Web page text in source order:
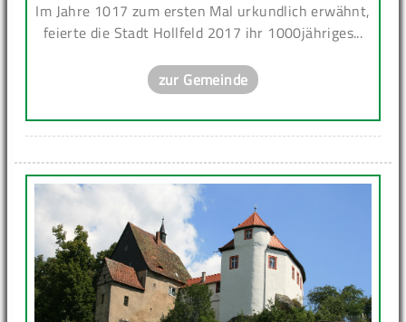
Im Jahre 1017 zum ersten Mal urkundlich erwähnt,
feierte die Stadt Hollfeld 2017 ihr 1000jähriges...
zur Gemeinde